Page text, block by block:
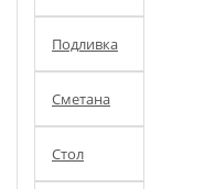
Подливка
Сметана
Стол